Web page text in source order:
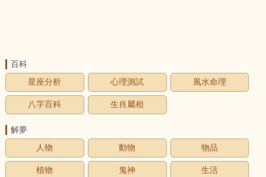
百科
星座分析
心理測試 風水命理
八字百科 生肖屬相
解夢
人物
動物 物品
植物 鬼神 生活